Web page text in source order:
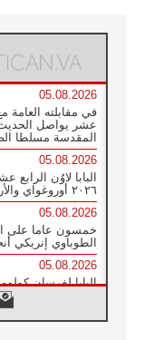
05.08.2026
في مقابلته العامة
عشر يواصل الحديث
المقدسة مسلطا
05.08.2026
البابا لاوُن
٢٠٢٦ أوروغواي والأرجنتين وبيرو
05.08.2026
خمسون عاما على
الطوباوي إنريكي
05.08.2026
البابا لفرسان
أنبياء تناغم
04.08.2026